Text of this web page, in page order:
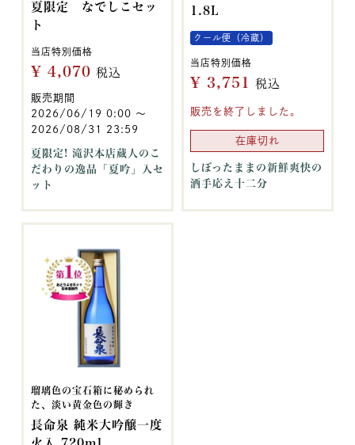
夏限定 なでしこセッ
ト
当店特別価格
¥ 4,070 税込
販売期間
2026/06/19 0:00 〜
2026/08/31 23:59
夏限定! 滝沢本店蔵人のこ
だわりの逸品「夏吟」入セ
ット
1.8L
クール便（冷蔵）
当店特別価格
¥ 3,751 税込
販売を終了しました。
在庫切れ
しぼったままの新鮮爽快の
酒手応え十二分
瑠璃色の宝石箱に秘められ
た、淡い黄金色の輝き
長命泉 純米大吟醸一度